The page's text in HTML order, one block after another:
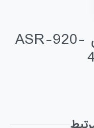
روتر سیسکو مدل ASR-920-